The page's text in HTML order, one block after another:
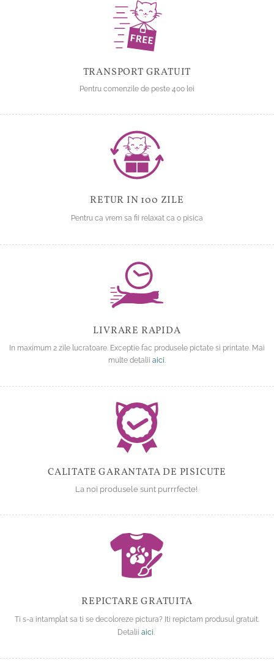
TRANSPORT GRATUIT
Pentru comenzile de peste 400 lei
RETUR IN 100 ZILE
Pentru ca vrem sa fii relaxat ca o pisica
LIVRARE RAPIDA
In maximum 2 zile lucratoare. Exceptie fac produsele pictate si printate. Mai
multe detalii aici.
CALITATE GARANTATA DE PISICUTE
La noi produsele sunt purrrfecte!
REPICTARE GRATUITA
Ti s-a intamplat sa ti se decoloreze pictura? Iti repictam produsul gratuit.
Detalii aici